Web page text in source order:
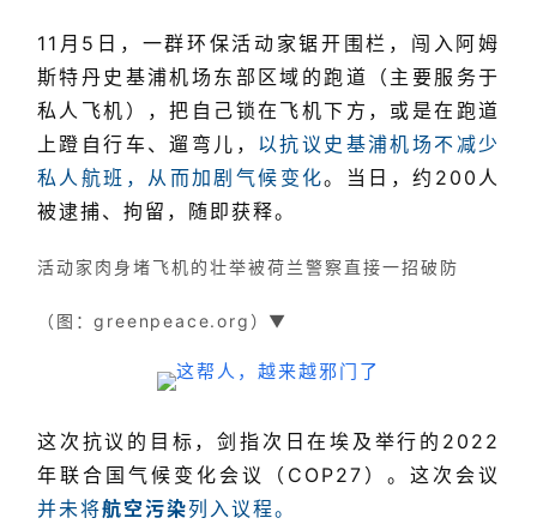
11月5日，一群环保活动家锯开围栏，闯入阿姆
斯特丹史基浦机场东部区域的跑道（主要服务于
私人飞机），把自己锁在飞机下方，或是在跑道
上蹬自行车、遛弯儿， 以抗议史基浦机场不减少
私人航班，从而加剧气候变化。当日，约200人
被逮捕、拘留，随即获释。
活动家肉身堵飞机的壮举被荷兰警察直接一招破防
（图：greenpeace.org）▼
这次抗议的目标，剑指次日在埃及举行的2022
年联合国气候变化会议（COP27）。这次会议
并未将航空污染列入议程。